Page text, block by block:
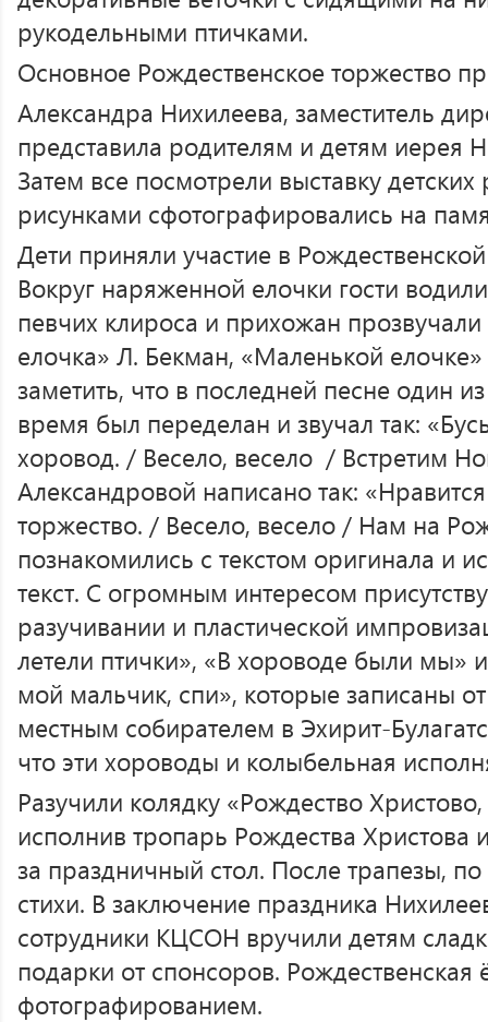
рукодельными птичками.
Основное Рождественское торжество
Александра Нихилеева, заместитель
представила родителям и детям иерея
Затем все посмотрели выставку детских
рисунками сфотографировались на
Дети приняли участие в
Вокруг наряженной елочки гости
певчих клироса и прихожан
елочка» Л. Бекман, «Маленькой
заметить, что в последней песне один
время был переделан и звучал так:
хоровод. / Весело, весело / Встретим
Александровой написано так:
торжество. / Весело, весело / Нам на
познакомились с текстом оригинала и
текст. С огромным интересом
разучивании и пластической
летели птички», «В хороводе были мы»
мой мальчик, спи», которые записаны
местным собирателем в Эхирит-
что эти хороводы и колыбельная
Разучили колядку «Рождество
исполнив тропарь Рождества Христова
за праздничный стол. После трапезы,
стихи. В заключение праздника
сотрудники КЦСОН вручили детям
подарки от спонсоров.
фотографированием.